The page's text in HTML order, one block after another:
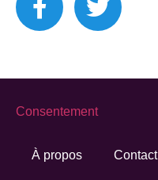
À propos Contact
Consentement